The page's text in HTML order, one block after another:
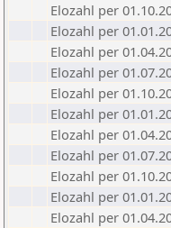
Elozahl per
Elozahl per
Elozahl per
Elozahl per
Elozahl per
Elozahl per
Elozahl per
Elozahl per
Elozahl per
Elozahl per
Elozahl per